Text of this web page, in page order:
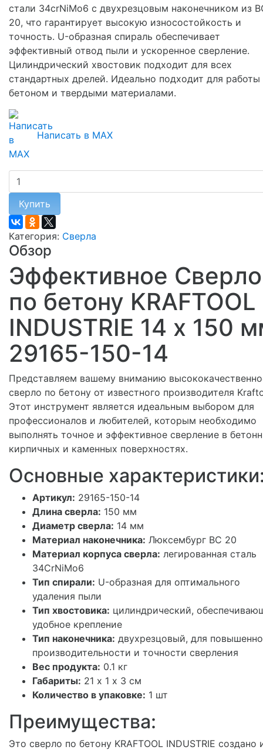
стали 34crNiMo6 с двухрезцовым наконечником из
20, что гарантирует высокую износостойкость и
точность. U-образная спираль обеспечивает
эффективный отвод пыли и ускоренное сверление.
Цилиндрический хвостовик подходит для всех
стандартных дрелей. Идеально подходит для работы
бетоном и твердыми материалами.
Написать в MAX
Купить
Категория: Сверла
Обзор
Эффективное Сверло
по бетону KRAFTOOL
INDUSTRIE 14 х 150
29165-150-14
Представляем вашему вниманию
сверло по бетону от известного производителя
Этот инструмент является идеальным выбором для
профессионалов и любителей, которым необходимо
выполнять точное и эффективное сверление в
кирпичных и каменных поверхностях.
Основные
Артикул: 29165-150-14
Длина сверла: 150 мм
Диаметр сверла: 14 мм
Материал наконечника: Люксембург BC 20
Материал корпуса сверла: легированная сталь
34CrNiMo6
Тип спирали: U-образная для оптимального
удаления пыли
Тип хвостовика: цилиндрический,
удобное крепление
Тип наконечника: двухрезцовый, для
производительности и точности сверления
Вес продукта: 0.1 кг
Габариты: 21 х 1 х 3 см
Количество в упаковке: 1 шт
Преимущества:
Это сверло по бетону KRAFTOOL INDUSTRIE создано